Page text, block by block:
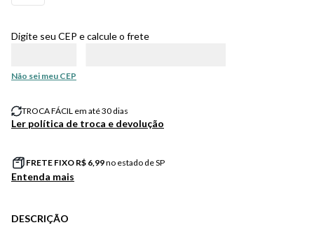
Digite seu CEP e calcule o frete
Não sei meu CEP
TROCA FÁCIL em até 30 dias
Ler política de troca e devolução
FRETE FIXO R$ 6,99no estado de SP
Entenda mais
DESCRIÇÃO